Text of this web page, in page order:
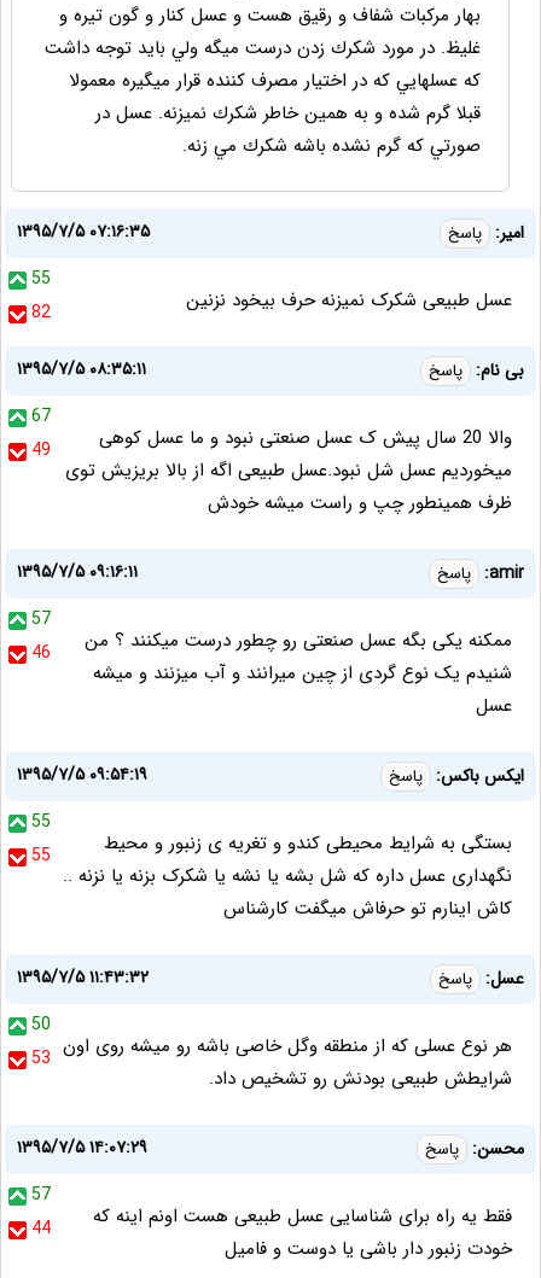
بهار مركبات شفاف و رقيق هست و عسل كنار و گون تيره و
غليظ. در مورد شكرك زدن درست ميگه ولي بايد توجه داشت
كه عسلهايي كه در اختيار مصرف كننده قرار ميگيره معمولا
قبلا گرم شده و به همين خاطر شكرك نميزنه. عسل در
صورتي كه گرم نشده باشه شكرك مي زنه.
امیر: پاسخ
۱۳۹۵/۷/۵ ۰۷:۱۶:۳۵
55
82
عسل طبیعی شکرک نمیزنه حرف بیخود نزنین
بی نام: پاسخ
۱۳۹۵/۷/۵ ۰۸:۳۵:۱۱
67
49
والا 20 سال پیش ک عسل صنعتی نبود و ما عسل کوهی
میخوردیم عسل شل نبود.عسل طبیعی اگه از بالا بریزیش توی
ظرف همینطور چپ و راست میشه خودش
amir: پاسخ
۱۳۹۵/۷/۵ ۰۹:۱۶:۱۱
57
46
ممکنه یکی بگه عسل صنعتی رو چطور درست میکنند ؟ من
شنیدم یک نوع گردی از چین میرانند و آب میزنند و میشه
عسل
ایکس باکس: پاسخ
۱۳۹۵/۷/۵ ۰۹:۵۴:۱۹
55
55
بستگی به شرایط محیطی کندو و تغریه ی زنبور و محیط
نگهداری عسل داره که شل بشه یا نشه یا شکرک بزنه یا نزنه ..
کاش اینارم تو حرفاش میگفت کارشناس
عسل: پاسخ
۱۳۹۵/۷/۵ ۱۱:۴۳:۳۲
50
53 هر نوع عسلی که از منطقه وگل خاصی باشه رو میشه روی اون
شرایطش طبیعی بودنش رو تشخیص داد.
محسن: پاسخ
۱۳۹۵/۷/۵ ۱۴:۰۷:۲۹
57
44
فقط یه راه برای شناسایی عسل طبیعی هست اونم اینه که
خودت زنبور دار باشی یا دوست و فامیل